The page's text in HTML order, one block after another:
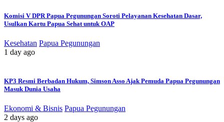
Komisi V DPR Papua Pegunungan Soroti Pelayanan Kesehatan Dasar,
Usulkan Kartu Papua Sehat untuk OAP
Kesehatan Papua Pegunungan
1 day ago
KP3 Resmi Berbadan Hukum, Simson Asso Ajak Pemuda Papua Pegunungan
Masuk Dunia Usaha
Ekonomi & Bisnis Papua Pegunungan
2 days ago